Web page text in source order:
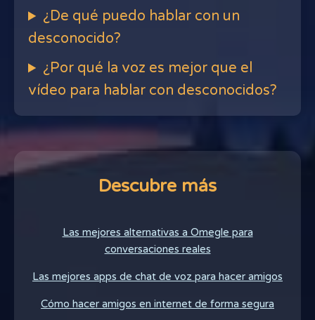
¿De qué puedo hablar con un
desconocido?
¿Por qué la voz es mejor que el
vídeo para hablar con desconocidos?
Descubre más
Las mejores alternativas a Omegle para
conversaciones reales
Las mejores apps de chat de voz para hacer amigos
Cómo hacer amigos en internet de forma segura